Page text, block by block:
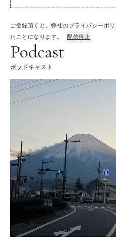
ご登録頂くと、弊社のプライバシーポ
たことになります。
配信停止
Podcast
ポッドキャスト